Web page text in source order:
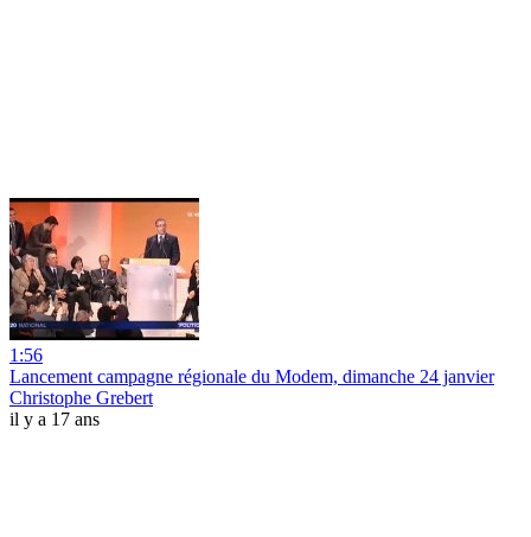
1:56
Lancement campagne régionale du Modem, dimanche 24 janvier
Christophe Grebert
il y a 17 ans